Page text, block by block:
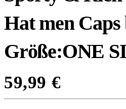
Hat men Caps
Größe:ONE
59,99 €